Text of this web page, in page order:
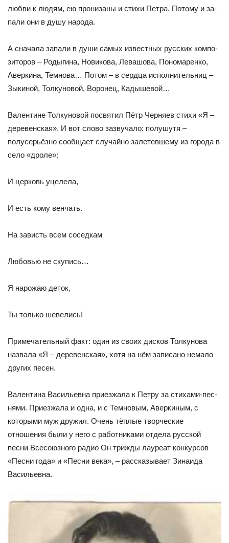
любви к людям, ею пронизаны и стихи Петра. Потому и за­
пали они в душу народа.
А сначала запали в души самых известных русских компо­
зиторов – Родыгина, Новикова, Левашова, Пономаренко,
Авер­кина, Темнова… Потом – в сердца исполнительниц –
Зыкиной, Толкуновой, Воронец, Кадышевой…
Валентине Толкуновой посвятил Пётр Черняев стихи «Я –
деревенская». И вот слово зазвучало: полушутя –
полусерьёзно сообщает случайно залетевшему из города в
село «дроле»:
И церковь уцелела,
И есть кому венчать.
На зависть всем соседкам
Любовью не скупись…
Я нарожаю деток,
Ты только шевелись!
Примечательный факт: один из своих дисков Толкунова
назва­ла «Я – деревенская», хотя на нём записано немало
других песен.
Валентина Васильевна приезжала к Петру за стихами-пес­
нями. Приезжала и одна, и с Темновым, Аверкиным, с
которыми муж дружил. Очень тёплые творческие
отношения были у него с работниками отдела русской
песни Всесоюзного радио Он трижды лауреат кон­курсов
«Песни года» и «Песни века», – рассказы­вает Зинаида
Васильевна.